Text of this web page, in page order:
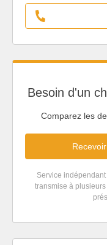
Besoin d'un
Comparez les
Service
transmise à